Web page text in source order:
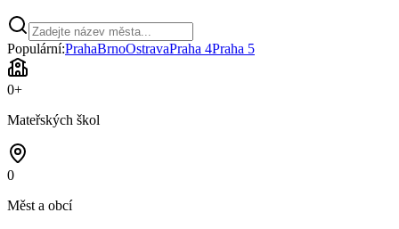
Populární:PrahaBrnoOstravaPraha 4Praha 5
0+
Mateřských škol
0
Měst a obcí